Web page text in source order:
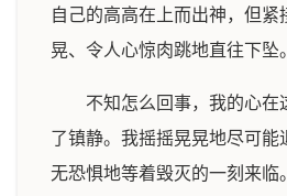
自己的高高在上而出神，但紧
晃、令人心惊肉跳地直往下坠。
不知怎么回事，我的心在
了镇静。我摇摇晃晃地尽可能
无恐惧地等着毁灭的一刻来临